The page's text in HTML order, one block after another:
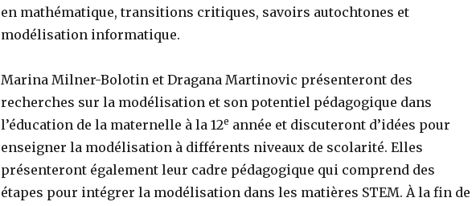
en mathématique, transitions critiques, savoirs autochtones et
modélisation informatique.
Marina Milner-Bolotin et Dragana Martinovic présenteront des
recherches sur la modélisation et son potentiel pédagogique dans
l’éducation de la maternelle à la 12e année et discuteront d’idées pour
enseigner la modélisation à différents niveaux de scolarité. Elles
présenteront également leur cadre pédagogique qui comprend des
étapes pour intégrer la modélisation dans les matières STEM. À la fin de